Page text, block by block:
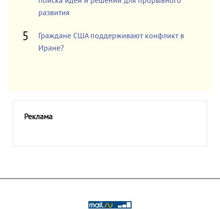
развития
Граждане США поддерживают конфликт в
Иране?
Реклама